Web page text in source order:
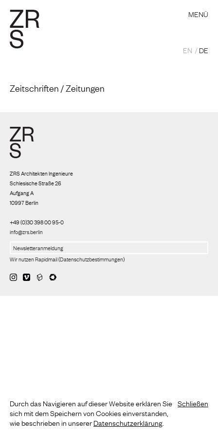
MENÜ
EN DE
Zeitschriften / Zeitungen
ZRS Architekten Ingenieure
Schlesische Straße 26
Aufgang A
10997 Berlin
+49 (0)30 398 00 95-0
info@zrs.berlin
Wir nutzen Rapidmail(Datenschutzbestimmungen)
Durch das Navigieren auf dieser Website erklären Sie
sich mit dem Speichern von Cookies einverstanden,
wie beschrieben in unsererDatenschutzerklärung
Schließen